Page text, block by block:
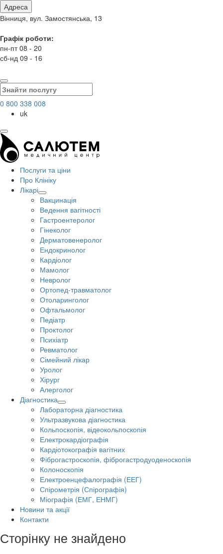
Адреса
Вінниця, вул. Замостянська, 13
Графік роботи:
пн-пт 08 - 20
сб-нд 09 - 16
0 800 338 008
uk
Послуги та ціни
Про Клініку
Лікарі
Вакцинація
Ведення вагітності
Гастроентеролог
Гінеколог
Дерматовенеролог
Ендокринолог
Кардіолог
Мамолог
Невролог
Ортопед-травматолог
Отоларинголог
Офтальмолог
Педіатр
Проктолог
Психіатр
Ревматолог
Сімейний лікар
Уролог
Хірург
Алерголог
Діагностика
Лабораторна діагностика
Ультразвукова діагностика
Кольпоскопія, відеокольпоскопія
Електрокардіографія
Кардіотокографія вагітних
Фіброгастроскопія, фіброгастродуоденоскопія
Колоноскопія
Електроенцефалографія (ЕЕГ)
Спірометрія (Спірографія)
Міографія (ЕМГ, ЕНМГ)
Новини та акції
Контакти
Сторінку не знайдено